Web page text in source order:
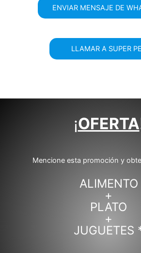
ENVIAR MENSAJE DE
LLAMAR A SUPER
¡OFERTA
Mencione esta promoción y
ALIMENTO
+
PLATO
+
JUGUETES